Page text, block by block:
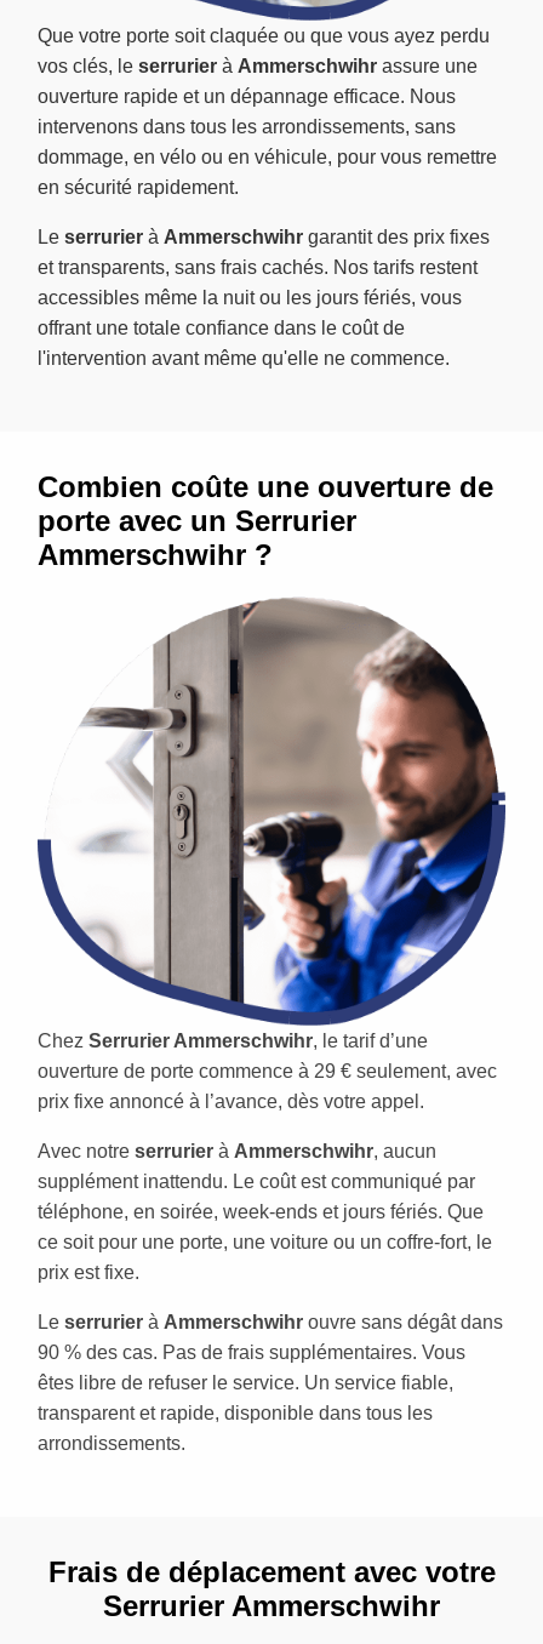
Que votre porte soit claquée ou que vous ayez perdu
vos clés, le serrurier à Ammerschwihr assure une
ouverture rapide et un dépannage efficace. Nous
intervenons dans tous les arrondissements, sans
dommage, en vélo ou en véhicule, pour vous remettre
en sécurité rapidement.
Le serrurier à Ammerschwihr garantit des prix fixes
et transparents, sans frais cachés. Nos tarifs restent
accessibles même la nuit ou les jours fériés, vous
offrant une totale confiance dans le coût de
l'intervention avant même qu'elle ne commence.
Combien coûte une ouverture de
porte avec un Serrurier
Ammerschwihr ?
Chez Serrurier Ammerschwihr, le tarif d’une
ouverture de porte commence à 29 € seulement, avec
prix fixe annoncé à l’avance, dès votre appel.
Avec notre serrurier à Ammerschwihr, aucun
supplément inattendu. Le coût est communiqué par
téléphone, en soirée, week-ends et jours fériés. Que
ce soit pour une porte, une voiture ou un coffre-fort, le
prix est fixe.
Le serrurier à Ammerschwihr ouvre sans dégât dans
90 % des cas. Pas de frais supplémentaires. Vous
êtes libre de refuser le service. Un service fiable,
transparent et rapide, disponible dans tous les
arrondissements.
Frais de déplacement avec votre
Serrurier Ammerschwihr